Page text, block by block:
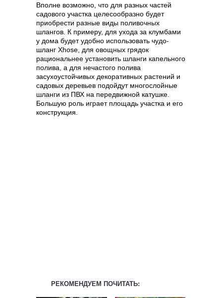
Вполне возможно, что для разных частей
садового участка целесообразно будет
приобрести разные виды поливочных
шлангов. К примеру, для ухода за клумбами
у дома будет удобно использовать чудо-
шланг Xhose, для овощных грядок
рациональнее установить шланги капельного
полива, а для нечастого полива
засухоустойчивых декоративных растений и
садовых деревьев подойдут многослойные
шланги из ПВХ на передвижной катушке.
Большую роль играет площадь участка и его
конструкция.
РЕКОМЕНДУЕМ ПОЧИТАТЬ: